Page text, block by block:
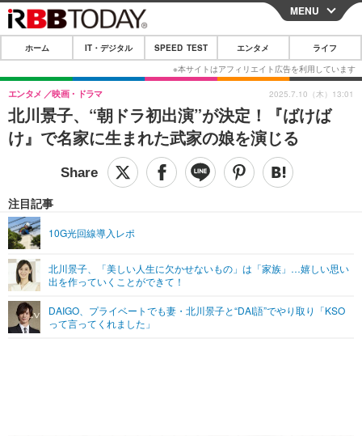
CLOSE
ホーム
IT・デジタル
IT・デジタルTOP スマートフォン
ガジェット・ツール
ショッピング その他
SPEED TEST
エンタメTOP 映画・ドラマ
グラビア
ショッピング その他
ライフTOP
その他
リリース一覧
プッシュ通知の停止方法
MENU
ホーム IT・デジタル SPEED TEST エンタメ ライフ
北川景子、“朝ドラ初出演”が決定！『ばけば
け』で名家に生まれた武家の娘を演じる
エンタメ 映画・ドラマ
注目記事
10G光回線導入レポ
北川景子、「美しい人生に欠かせないもの」は「家族」…嬉しい思い
出を作っていくことができて！
DAIGO、プライベートでも妻・北川景子と“DAI語”でやり取り「KSO
って言ってくれました」
2025.7.10（木）13:01